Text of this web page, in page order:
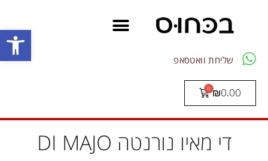
פתח
שליחת וואטסאפ
₪0.00
די מאיו נורנטה DI MAJO